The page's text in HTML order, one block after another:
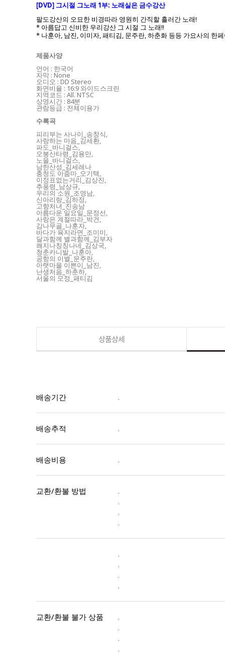
[DVD] 그시절 그노래 1부: 노래실은 금수강산
팔도강산의 오묘한 비경따라 영원히 간직할 흘러간 노래!
* 아름답고 신비한 우리강산 그 시절 그 노래!!
* 나훈아, 남진, 이미자, 패티김, 문주란, 하춘화 등등 가요사의 한
제품사양
언어 : 한국어
자막 : None
오디오 : DD Stereo
화면비율 : 16:9 와이드스크린
지역코드 : All. NTSC
상영시간 : 84분
관람등급 : 전체이용가
수록곡
피리부는 사나이_송창식,
사랑하는 마음_김세환,
파도_바니걸스,
오봉산타령_김용만,
노을_바니걸스,
남한산성_김세레나
충청도 아줌마_오기택,
이정표없는거리_김상진,
추풍령_남상규,
우리의 소원_조영남,
신아리랑_김하정,
고향처녀_진송남
아름다운 일요일_문정선,
사랑은 계절따라_박건,
감나무골_나훈자,
바다가 육지라면_조미미,
달과함께 별과함께_김부자
쾌지나칭칭나네_김상국,
청춘카니발_나훈아,
공항의 이별_문주란,
아랫마을 이쁜이_남진,
난생처음_하춘하,
서울의 모정_패티김
상품상세
배송기간 .
배송추적 .
배송비용 .
교환/환불 방법
.
.
.
.
.
.
.
.
교환/환불 불가 상품
.
.
.
.